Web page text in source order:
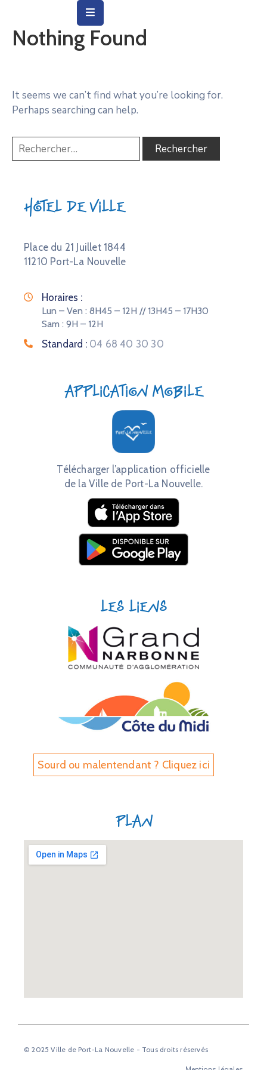
Ville
Quotidienne
Social
Culture
Nothing Found
It seems we can’t find what you’re looking for.
Perhaps searching can help.
Hôtel de Ville
Place du 21 Juillet 1844
11210 Port-La Nouvelle
Horaires :
Lun – Ven : 8H45 – 12H // 13H45 – 17H30
Sam : 9H – 12H
Standard : 04 68 40 30 30
Application mobile
Télécharger l’application officielle
de la Ville de Port-La Nouvelle.
Les liens
Sourd ou malentendant ? Cliquez ici
Plan
© 2025 Ville de Port-La Nouvelle - Tous droits réservés